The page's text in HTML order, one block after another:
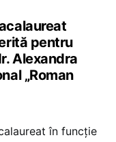
pentru
Alexandra
„Roman
în funcție